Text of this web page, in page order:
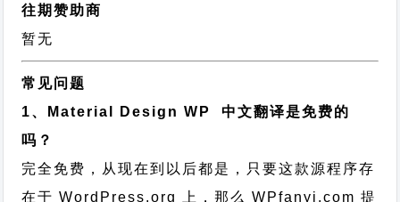
往期赞助商
暂无
常见问题
1、Material Design WP 中文翻译是免费的
吗？
完全免费，从现在到以后都是，只要这款源程序存
在于 WordPress.org 上，那么 WPfanyi.com 提